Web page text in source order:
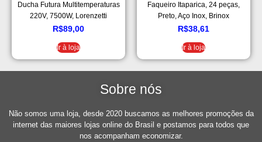
Ducha Futura Multitemperaturas
220V, 7500W, Lorenzetti
7531282, Branco
R$89,00
Ir à loja
Faqueiro Itaparica, 24 peças,
Preto, Aço Inox, Brinox
R$38,61
Ir à loja
Sobre nós
Não somos uma loja, desde 2020 buscamos as melhores promoções da
internet das maiores lojas online do Brasil e postamos para todos que
nos acompanham economizar.